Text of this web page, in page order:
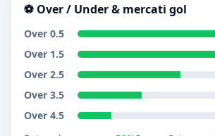
⚽ Over / Under & mercati gol
Over 0.5
Over 1.5
Over 2.5
Over 3.5
Over 4.5